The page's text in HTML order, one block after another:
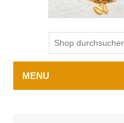
MENU